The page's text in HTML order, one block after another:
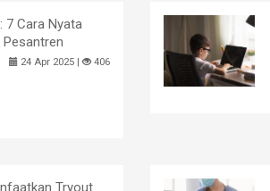
7 Cara Nyata
Pesantren
24 Apr 2025 | 406
Tryout